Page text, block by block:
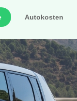
Autokosten